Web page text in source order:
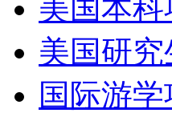
美国本科
美国研究
国际游学